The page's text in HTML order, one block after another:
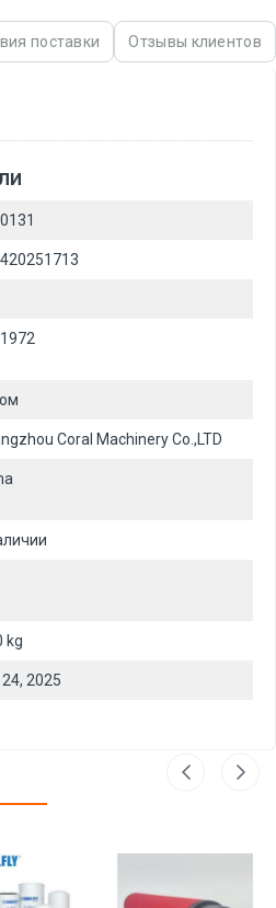
поставки Отзывы клиентов
Coral Machinery Co.,LTD
kg
2025